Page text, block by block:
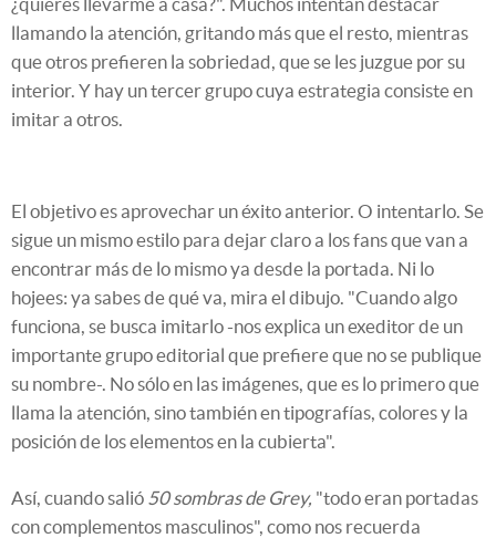
llamando la atención, gritando más que el resto, mientras
que otros prefieren la sobriedad, que se les juzgue por su
interior. Y hay un tercer grupo cuya estrategia consiste en
imitar a otros.
El objetivo es aprovechar un éxito anterior. O intentarlo. Se
sigue un mismo estilo para dejar claro a los fans que van a
encontrar más de lo mismo ya desde la portada. Ni lo
hojees: ya sabes de qué va, mira el dibujo. "Cuando algo
funciona, se busca imitarlo -nos explica un exeditor de un
importante grupo editorial que prefiere que no se publique
su nombre-. No sólo en las imágenes, que es lo primero que
llama la atención, sino también en tipografías, colores y la
posición de los elementos en la cubierta".
Así, cuando salió 50 sombras de Grey, "todo eran portadas
con complementos masculinos", como nos recuerda